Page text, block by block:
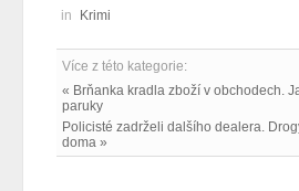
in Krimi
Více z této kategorie:
« Brňanka kradla zboží v obchodech.
paruky
Policisté zadrželi dalšího dealera.
doma »